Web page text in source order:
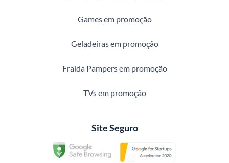
Games em promoção
Geladeiras em promoção
Fralda Pampers em promoção
TVs em promoção
Site Seguro